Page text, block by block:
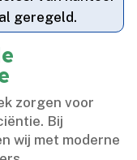
geregeld.​
zorgen voor
Bij
wij met moderne